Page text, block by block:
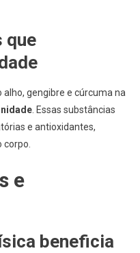
que
alho, gengibre e cúrcuma na
. Essas substâncias
e antioxidantes,
e
beneficia